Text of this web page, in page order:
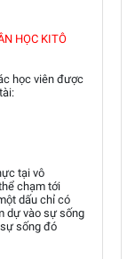
HỌC KITÔ
học viên được
tại vô
chạm tới
dấu chỉ có
dự vào sự sống
sống đó